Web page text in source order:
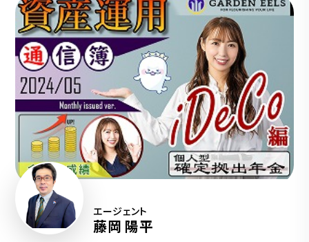
エージェント
藤岡 陽平